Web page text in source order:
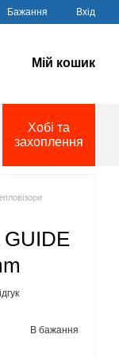
Бажання Вхід
Мій кошик
Хобі та
захоплення
GUIDE
В бажання